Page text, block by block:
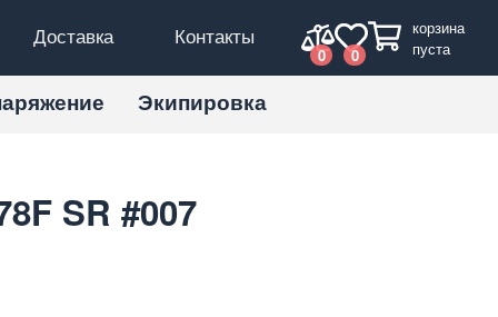
Доставка Контакты
0 0
корзина
пуста
Экипировка
SR #007